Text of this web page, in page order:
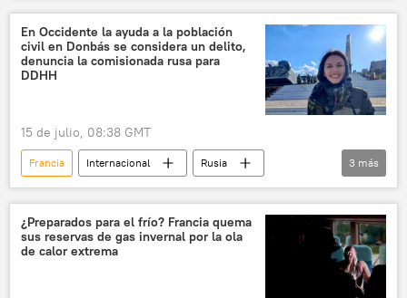
Donbás
En Occidente la ayuda a la población
civil en Donbás se considera un delito,
denuncia la comisionada rusa para
DDHH
15 de julio, 08:38 GMT
Francia Internacional
Rusia
Yana Lantrátova
Occidente Ucrania
3 más
¿Preparados para el frío? Francia quema
sus reservas de gas invernal por la ola
de calor extrema